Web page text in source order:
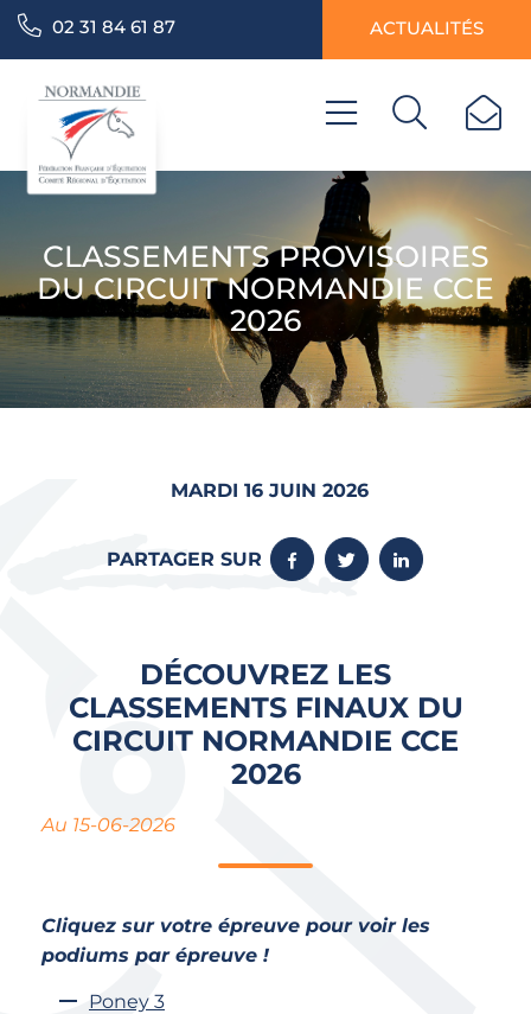
02 31 84 61 87 ACTUALITÉS
CLASSEMENTS PROVISOIRES
DU CIRCUIT NORMANDIE CCE
2026
MARDI 16 JUIN 2026
PARTAGER SUR
DÉCOUVREZ LES
CLASSEMENTS FINAUX DU
CIRCUIT NORMANDIE CCE
2026
Au 15-06-2026
Cliquez sur votre épreuve pour voir les
podiums par épreuve !
Poney 3